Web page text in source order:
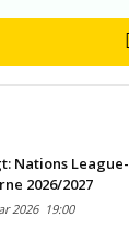
Nations League-
2026/2027
202619:00